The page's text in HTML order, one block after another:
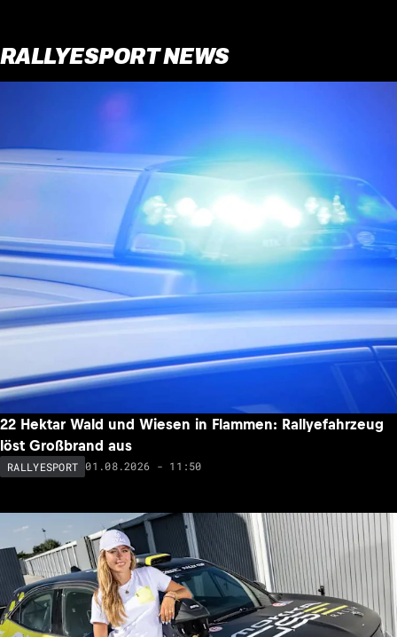
RALLYESPORT NEWS
22 Hektar Wald und Wiesen in Flammen: Rallyefahrzeug
löst Großbrand aus
RALLYESPORT 01.08.2026 - 11:50